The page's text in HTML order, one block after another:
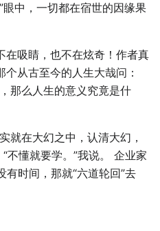
中，一切都在宿世的因缘果
在吸睛，也不在炫奇！作者真
从古至今的人生大哉问：
那么人生的意义究竟是什
就在大幻之中，认清大幻，
不懂就要学。”我说。 企业家
有时间，那就“六道轮回”去